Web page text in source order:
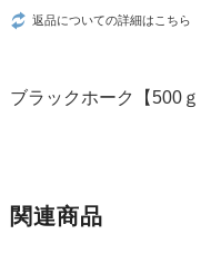
返品についての詳細はこちら
ブラックホーク【500ｇ
関連商品